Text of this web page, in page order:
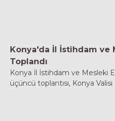
Konya'da İl İstihdam ve
Toplandı
Konya İl İstihdam ve Mesleki
üçüncü toplantısı, Konya Valisi